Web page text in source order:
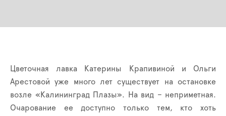
Цветочная лавка Катерины Крапивиной и Ольги
Арестовой уже много лет существует на остановке
возле «Калининград Плазы». На вид – неприметная.
Очарование ее доступно только тем, кто хоть